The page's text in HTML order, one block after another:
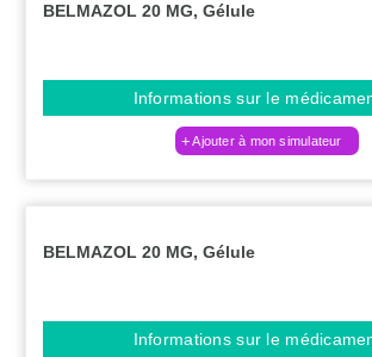
BELMAZOL 20 MG, Gélule
Informations sur le
Ajouter à mon simulateur
BELMAZOL 20 MG, Gélule
Informations sur le